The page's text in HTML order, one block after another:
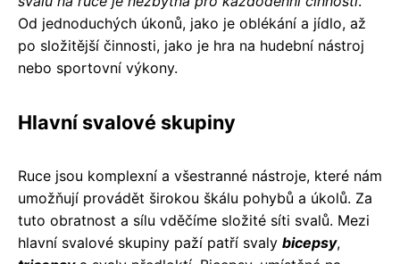
Od jednoduchých úkonů, jako je oblékání a jídlo, až
po složitější činnosti, jako je hra na hudební nástroj
nebo sportovní výkony.
Hlavní svalové skupiny
Ruce jsou komplexní a všestranné nástroje, které nám
umožňují provádět širokou škálu pohybů a úkolů. Za
tuto obratnost a sílu vděčíme složité síti svalů. Mezi
hlavní svalové skupiny paží patří svaly bicepsy,